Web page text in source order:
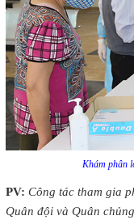
Khám phân
PV: Công tác tham gia
Quân đội và Quân